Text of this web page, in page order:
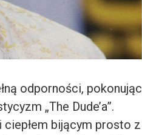
odporności, pokonując
„The Dude’a”.
bijącym prosto z